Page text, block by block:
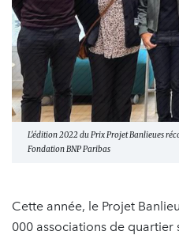
L'édition 2022 du Prix Projet Banlieues
Fondation BNP Paribas
Cette année, le Projet
000 associations de quartier